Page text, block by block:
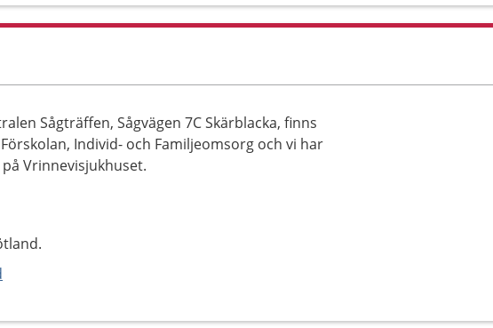
Sågträffen, Sågvägen 7C Skärblacka, finns
Individ- och Familjeomsorg och vi har
Vrinnevisjukhuset.